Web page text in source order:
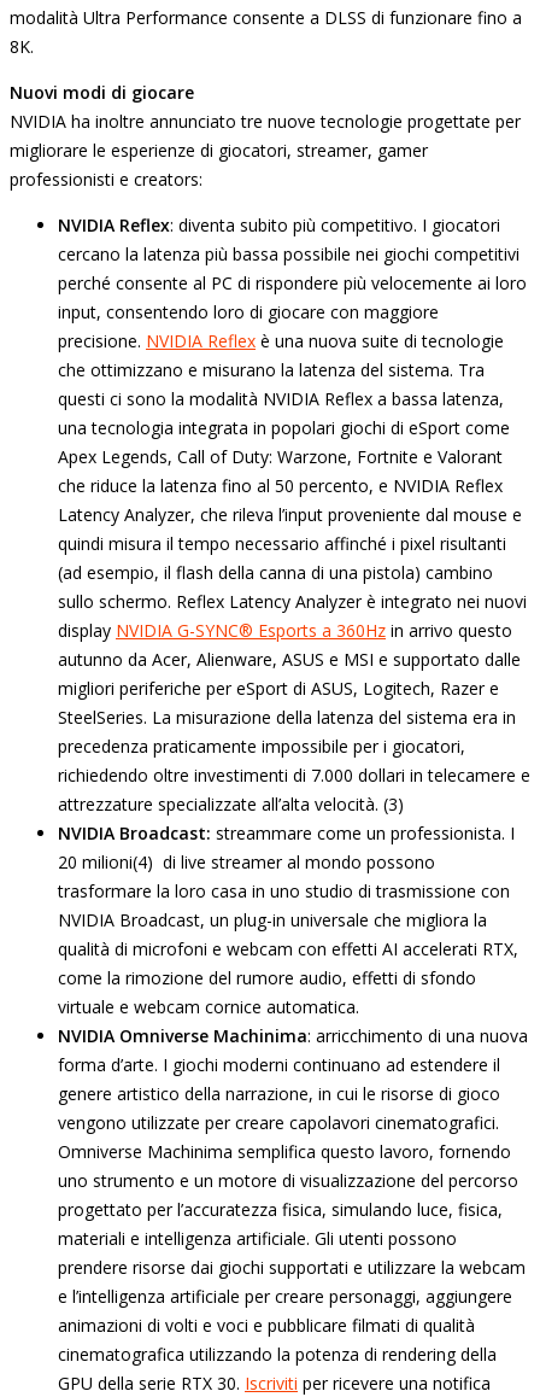
modalità Ultra Performance consente a DLSS di funzionare fino a
8K.
Nuovi modi di giocare
NVIDIA ha inoltre annunciato tre nuove tecnologie progettate per
migliorare le esperienze di giocatori, streamer, gamer
professionisti e creators:
NVIDIA Reflex: diventa subito più competitivo. I giocatori
cercano la latenza più bassa possibile nei giochi competitivi
perché consente al PC di rispondere più velocemente ai loro
input, consentendo loro di giocare con maggiore
precisione. NVIDIA Reflex è una nuova suite di tecnologie
che ottimizzano e misurano la latenza del sistema. Tra
questi ci sono la modalità NVIDIA Reflex a bassa latenza,
una tecnologia integrata in popolari giochi di eSport come
Apex Legends, Call of Duty: Warzone, Fortnite e Valorant
che riduce la latenza fino al 50 percento, e NVIDIA Reflex
Latency Analyzer, che rileva l’input proveniente dal mouse e
quindi misura il tempo necessario affinché i pixel risultanti
(ad esempio, il flash della canna di una pistola) cambino
sullo schermo. Reflex Latency Analyzer è integrato nei nuovi
display NVIDIA G-SYNC® Esports a 360Hz in arrivo questo
autunno da Acer, Alienware, ASUS e MSI e supportato dalle
migliori periferiche per eSport di ASUS, Logitech, Razer e
SteelSeries. La misurazione della latenza del sistema era in
precedenza praticamente impossibile per i giocatori,
richiedendo oltre investimenti di 7.000 dollari in telecamere e
attrezzature specializzate all’alta velocità. (3)
NVIDIA Broadcast: streammare come un professionista. I
20 milioni(4) di live streamer al mondo possono
trasformare la loro casa in uno studio di trasmissione con
NVIDIA Broadcast, un plug-in universale che migliora la
qualità di microfoni e webcam con effetti AI accelerati RTX,
come la rimozione del rumore audio, effetti di sfondo
virtuale e webcam cornice automatica.
NVIDIA Omniverse Machinima: arricchimento di una nuova
forma d’arte. I giochi moderni continuano ad estendere il
genere artistico della narrazione, in cui le risorse di gioco
vengono utilizzate per creare capolavori cinematografici.
Omniverse Machinima semplifica questo lavoro, fornendo
uno strumento e un motore di visualizzazione del percorso
progettato per l’accuratezza fisica, simulando luce, fisica,
materiali e intelligenza artificiale. Gli utenti possono
prendere risorse dai giochi supportati e utilizzare la webcam
e l’intelligenza artificiale per creare personaggi, aggiungere
animazioni di volti e voci e pubblicare filmati di qualità
cinematografica utilizzando la potenza di rendering della
GPU della serie RTX 30. Iscriviti per ricevere una notifica